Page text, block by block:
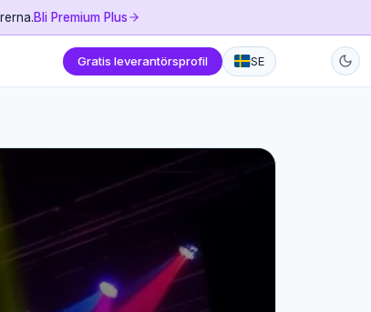
Bli Premium Plus
Gratis leverantörsprofil SE